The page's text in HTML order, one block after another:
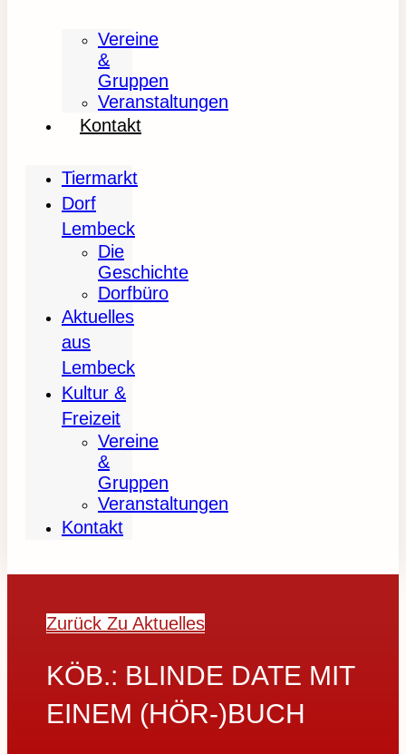
Vereine
&
Gruppen
Veranstaltungen
Kontakt
Tiermarkt
Dorf
Lembeck
Die
Geschichte
Dorfbüro
Aktuelles
aus
Lembeck
Kultur &
Freizeit
Vereine
&
Gruppen
Veranstaltungen
Kontakt
Zurück Zu Aktuelles
KÖB.: BLINDE DATE MIT
EINEM (HÖR-)BUCH